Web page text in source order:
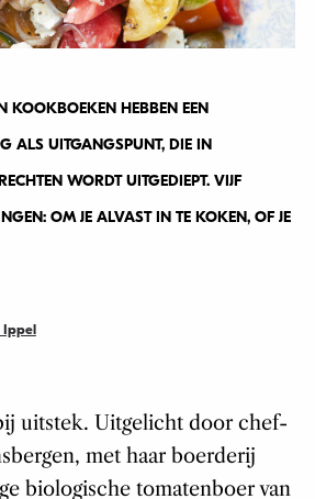
KOOKBOEKEN HEBBEN EEN
ALS UITGANGSPUNT, DIE IN
WORDT UITGEDIEPT. VIJF
OM JE ALVAST IN TE KOKEN, OF JE
Ippel
uitstek. Uitgelicht door chef-
met haar boerderij
biologische tomatenboer van